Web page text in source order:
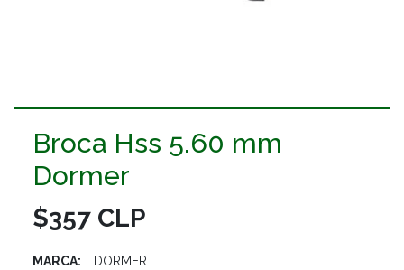
Broca Hss 5.60 mm
Dormer
$357 CLP
MARCA: DORMER